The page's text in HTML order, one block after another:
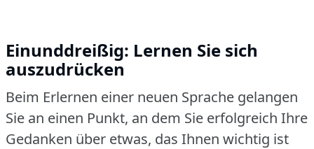
Einunddreißig: Lernen Sie sich
auszudrücken
Beim Erlernen einer neuen Sprache gelangen
Sie an einen Punkt, an dem Sie erfolgreich Ihre
Gedanken über etwas, das Ihnen wichtig ist